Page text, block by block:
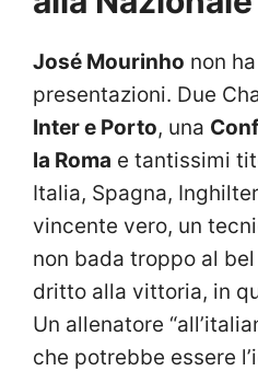
José Mourinho non
presentazioni. Due
Inter e Porto, una
la Roma e tantissimi
Italia, Spagna,
vincente vero, un
non bada troppo al
dritto alla vittoria, in
Un allenatore
che potrebbe essere